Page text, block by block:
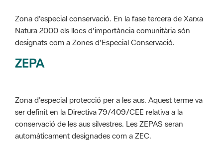
Zona d'especial conservació. En la fase tercera de Xarxa
Natura 2000 els llocs d'importància comunitària són
designats com a Zones d'Especial Conservació.
ZEPA
Zona d'especial protecció per a les aus. Aquest terme va
ser definit en la Directiva 79/409/CEE relativa a la
conservació de les aus silvestres. Les ZEPAS seran
automàticament designades com a ZEC.